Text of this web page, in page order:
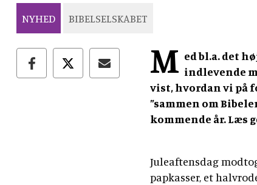
NYHED BIBELSELSKABET
M ed bl.a. det
indlevende
vist, hvordan vi på
”sammen om
kommende år. Læs
Juleaftensdag
papkasser, et